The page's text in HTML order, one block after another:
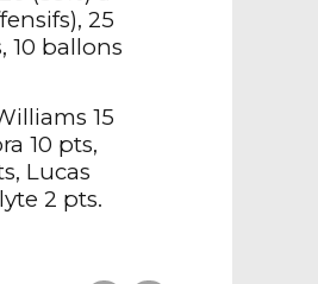
25
10 ballons
15
10 pts,
Lucas
2 pts.